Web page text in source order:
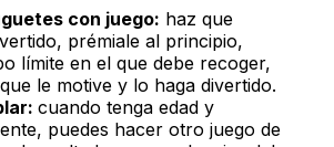
con juego: haz que
prémiale al principio,
límite en el que debe recoger,
le motive y lo haga divertido.
cuando tenga edad y
puedes hacer otro juego de